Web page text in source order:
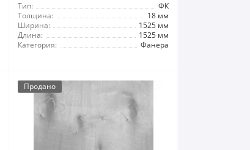
Тип:
ФК
Толщина:
18 мм
Ширина:
1525 мм
Длина:
1525 мм
Категория:
Фанера
Продано